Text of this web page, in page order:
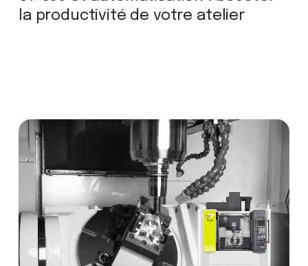
la productivité de votre atelier